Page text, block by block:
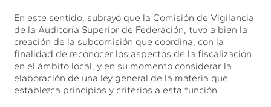
En este sentido, subrayó que la Comisión de Vigilancia
de la Auditoría Superior de Federación, tuvo a bien la
creación de la subcomisión que coordina, con la
finalidad de reconocer los aspectos de la fiscalización
en el ámbito local, y en su momento considerar la
elaboración de una ley general de la materia que
establezca principios y criterios a esta función.